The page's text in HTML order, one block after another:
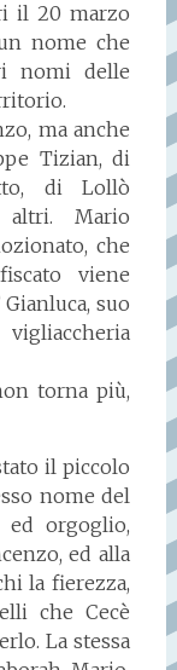
il 20 marzo
nome che
nomi delle
ma anche
Tizian, di
di Lollò
Mario
che
viene
suo
torna più,
il piccolo
nome del
orgoglio,
ed alla
la fierezza,
che Cecè
La stessa